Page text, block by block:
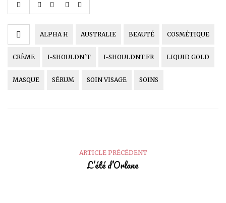
ALPHA H AUSTRALIE BEAUTÉ COSMÉTIQUE
CRÈME I-SHOULDN'T I-SHOULDNT.FR LIQUID GOLD
MASQUE SÉRUM SOIN VISAGE SOINS
ARTICLE PRÉCÉDENT
L’été d’Orlane